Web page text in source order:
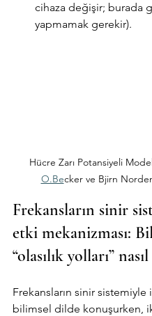
cihaza değişir; burada
yapmamak gerekir).
Hücre Zarı Potansiyeli
O.Becker ve Bjirn
Frekansların sinir
etki mekanizması:
“olasılık yolları”
Frekansların sinir sistemiyle
bilimsel dilde konuşurken,